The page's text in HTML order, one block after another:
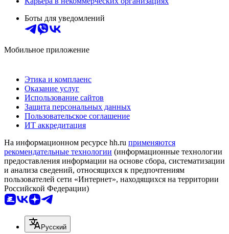
Боты для уведомлений
Мобильное приложение
Этика и комплаенс
Оказание услуг
Использование сайтов
Защита персональных данных
Пользовательское соглашение
ИТ аккредитация
На информационном ресурсе hh.ru применяются
рекомендательные технологии (информационные технологии
предоставления информации на основе сбора, систематизации
и анализа сведений, относящихся к предпочтениям
пользователей сети «Интернет», находящихся на территории
Российской Федерации)
Русский